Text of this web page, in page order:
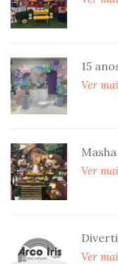
15
Ver
Ver
Ver